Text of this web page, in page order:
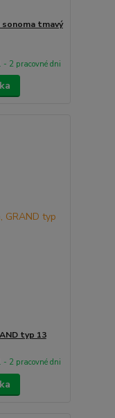
tmavý
- 2 pracovné dni
typ 13
- 2 pracovné dni